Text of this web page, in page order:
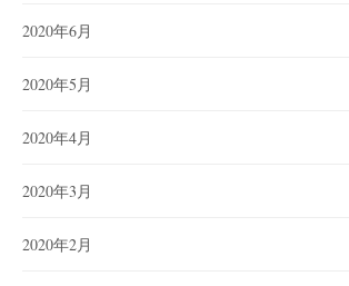
2020年6月
2020年5月
2020年4月
2020年3月
2020年2月